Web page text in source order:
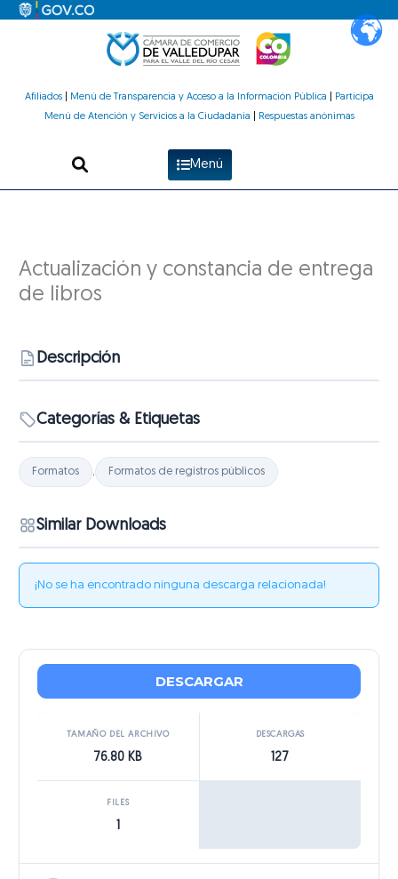
Afiliados| Menú de Transparencia y Acceso a la Información Pública
Participa
Menú de Atención y Servicios a la Ciudadanía
Respuestas anónimas
Menú
Actualización y constancia de entrega
de libros
Descripción
Categorías & Etiquetas
Formatos , Formatos de registros públicos
Similar Downloads
¡No se ha encontrado ninguna descarga relacionada!
DESCARGAR
TAMAÑO DEL ARCHIVO
76.80 KB
DESCARGAS
127
FILES